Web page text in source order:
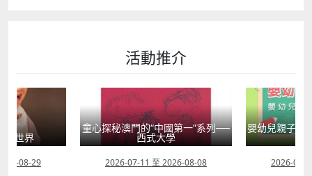
活動推介
第一”系列──
08-08
嬰幼兒親子閱讀推廣活動-嬰幼繪本
氹氹轉
2026-07-11 至 2026-08-23
方舟澳門藝術
匯
2026-08-